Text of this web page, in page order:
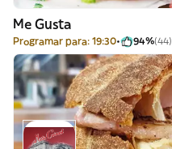
Me Gusta
Programar para: 19:30 94%(44)